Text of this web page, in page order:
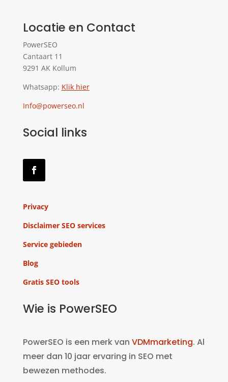
Locatie en Contact
PowerSEO
Cantaart 11
9291 AK Kollum
Whatsapp: Klik hier
Info@powerseo.nl
Social links
Privacy
Disclaimer SEO services
Service gebieden
Blog
Gratis SEO tools
Wie is PowerSEO
PowerSEO is een merk van VDMmarketing. Al
meer dan 10 jaar ervaring in SEO met
bewezen methodes.